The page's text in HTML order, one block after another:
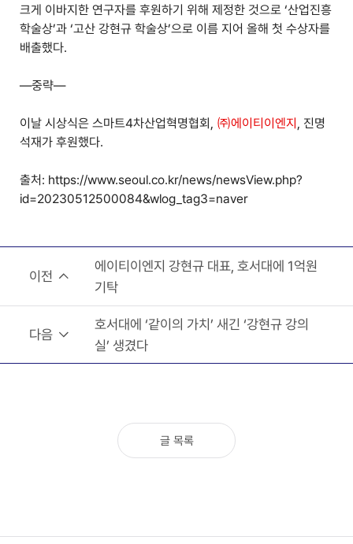
크게 이바지한 연구자를 후원하기 위해 제정한 것으로 ‘산업진흥
학술상’과 ‘고산 강현규 학술상’으로 이름 지어 올해 첫 수상자를
배출했다.
—중략—
이날 시상식은 스마트4차산업혁명협회, ㈜에이티이엔지 , 진명
석재가 후원했다.
출처: https://www.seoul.co.kr/news/newsView.php?
id=20230512500084&wlog_tag3=naver
이전
에이티이엔지 강현규 대표, 호서대에 1억원
기탁
다음
호서대에 ‘같이의 가치’ 새긴 ‘강현규 강의
실’ 생겼다
글 목록